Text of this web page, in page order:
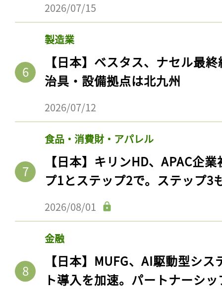
2026/07/15
製造業
【日本】ベスタス、ナセル最
治具・設備拠点は北九州
2026/07/12
食品・消費財・アパレル
【日本】キリンHD、APAC企
プ1とステップ2で。ステップ3
2026/08/01
金融
【日本】MUFG、AI駆動型シ
ト導入を加速。パートナーシ